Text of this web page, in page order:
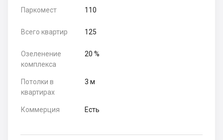
Паркомест 110
Всего квартир 125
Озеленение
комплекса
20 %
Потолки в
квартирах
3 м
Коммерция Есть